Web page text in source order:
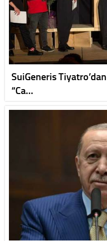
SuiGeneris
“Ca…